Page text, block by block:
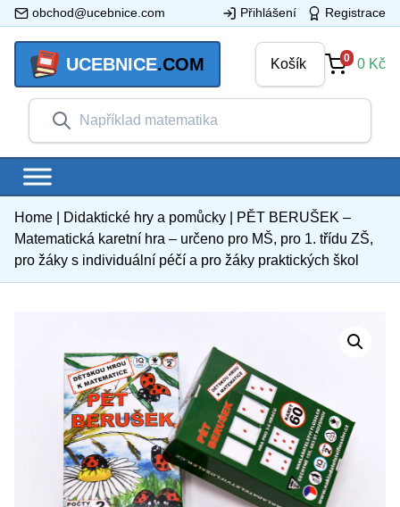
obchod@ucebnice.com Přihlášení Registrace
UCEBNICE.COM Košík 0 0 Kč
Home Didaktické hry a pomůcky
PĚT BERUŠEK –
Matematická karetní hra – určeno pro MŠ, pro 1. třídu ZŠ,
pro žáky s individuální péčí a pro žáky praktických škol